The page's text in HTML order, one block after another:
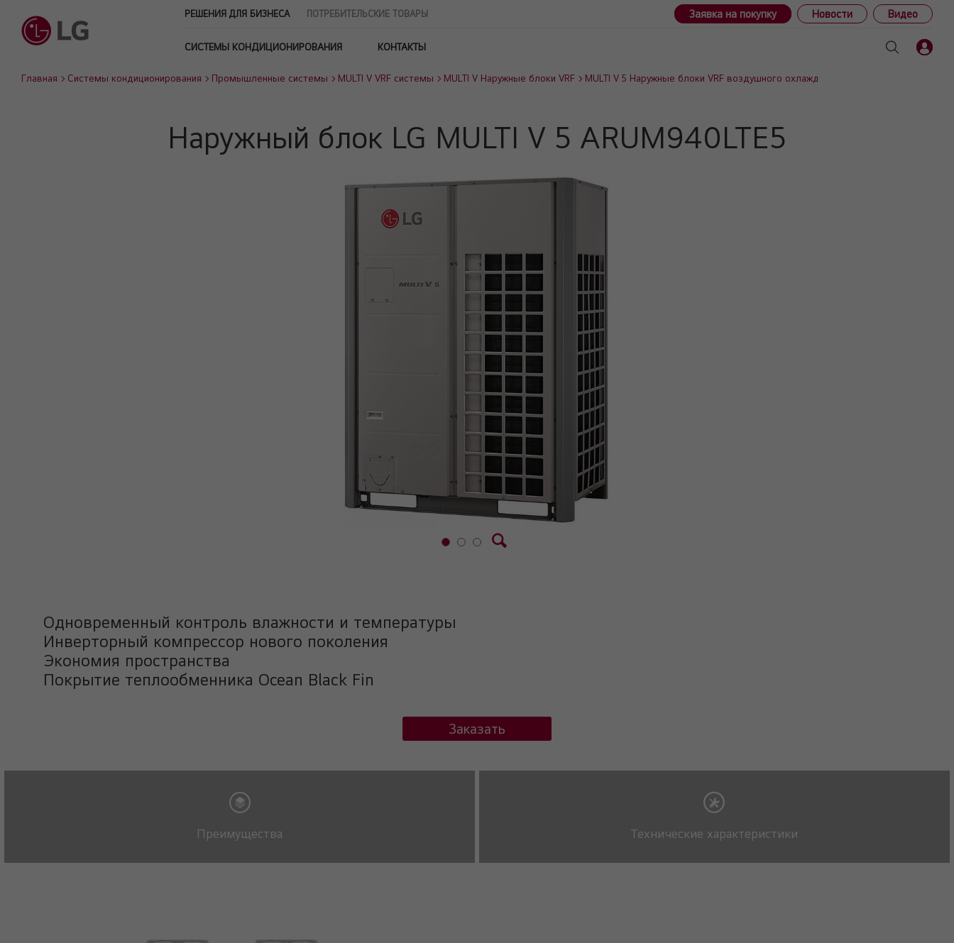
РЕШЕНИЯ ДЛЯ БИЗНЕСА ПОТРЕБИТЕЛЬСКИЕ ТОВАРЫ Заявка на покупку Новости Видео
СИСТЕМЫ КОНДИЦИОНИРОВАНИЯ КОНТАКТЫ
Главная Системы кондиционирования Промышленные системы MULTI V VRF системы MULTI V Наружные блоки VRF MULTI V 5 Наружные блоки VRF воздушного охлаждения (тепловой насос/
Наружный блок LG MULTI V 5 ARUM940LTE5
Одновременный контроль влажности и температуры
Инверторный компрессор нового поколения
Экономия пространства
Покрытие теплообменника Ocean Black Fin
Заказать
Преимущества Технические характеристики